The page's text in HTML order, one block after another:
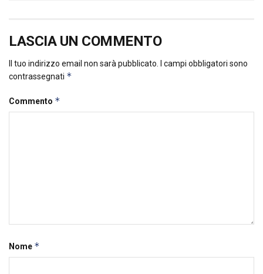
LASCIA UN COMMENTO
Il tuo indirizzo email non sarà pubblicato. I campi obbligatori sono
contrassegnati *
Commento *
Nome *